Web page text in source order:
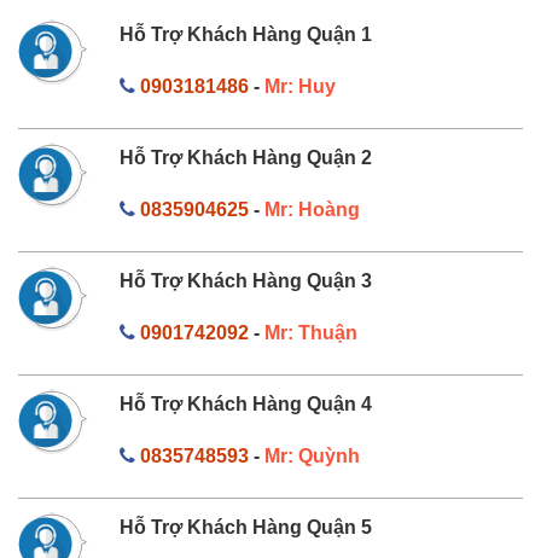
Hỗ Trợ Khách Hàng Quận 1
0903181486- Mr: Huy
Hỗ Trợ Khách Hàng Quận 2
0835904625- Mr: Hoàng
Hỗ Trợ Khách Hàng Quận 3
0901742092- Mr: Thuận
Hỗ Trợ Khách Hàng Quận 4
0835748593- Mr: Quỳnh
Hỗ Trợ Khách Hàng Quận 5